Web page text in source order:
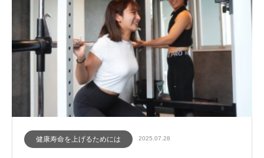
健康寿命を上げるためには 2025.07.28